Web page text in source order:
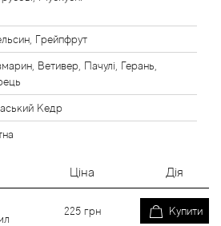
Грейпфрут
Ветивер, Пачулі, Герань,
Кедр
Ціна Дія
225 грн Купити